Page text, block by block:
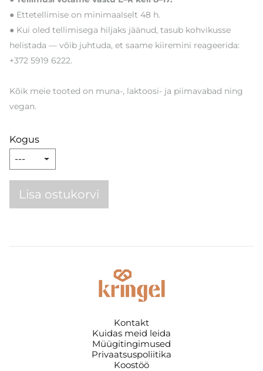
● Ettetellimise on minimaalselt 48 h.
● Kui oled tellimisega hiljaks jäänud, tasub kohvikusse
helistada — võib juhtuda, et saame kiiremini reageerida:
+372 5919 6222.
Kõik meie tooted on muna-, laktoosi- ja piimavabad ning
vegan.
Kogus
Lisa ostukorvi
Kontakt
Kuidas meid leida
Müügitingimused
Privaatsuspoliitika
Koostöö